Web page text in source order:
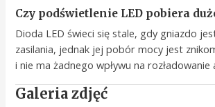
Czy podświetlenie LED pobiera
Dioda LED świeci się stale, gdy gniazdo
zasilania, jednak jej pobór mocy jest
i nie ma żadnego wpływu na
Galeria zdjęć